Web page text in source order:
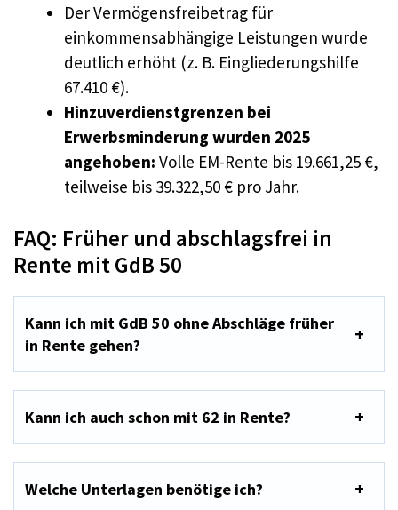
Der Vermögensfreibetrag für
einkommensabhängige Leistungen wurde
deutlich erhöht (z. B. Eingliederungshilfe
67.410 €).
Hinzuverdienstgrenzen bei
Erwerbsminderung wurden 2025
angehoben: Volle EM-Rente bis 19.661,25 €,
teilweise bis 39.322,50 € pro Jahr.
FAQ: Früher und abschlagsfrei in
Rente mit GdB 50
Kann ich mit GdB 50 ohne Abschläge früher
in Rente gehen?
Kann ich auch schon mit 62 in Rente?
Welche Unterlagen benötige ich?